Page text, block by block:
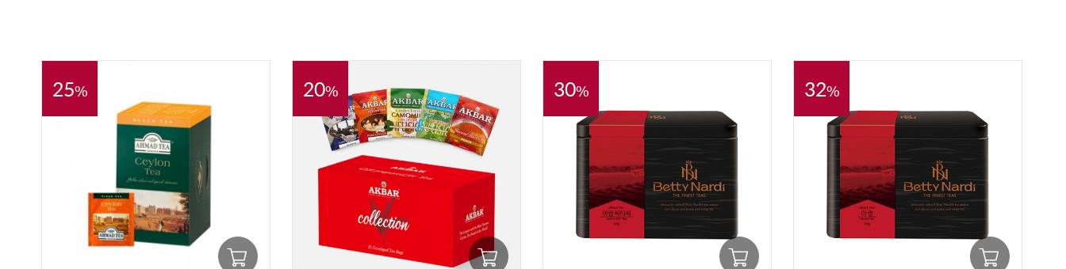
25% 20% 30% 32%